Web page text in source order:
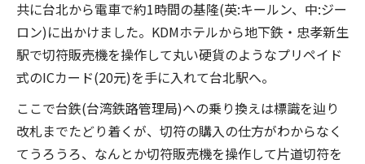
共に台北から電車で約1時間の基隆(英:キールン、中:ジー
ロン)に出かけました。KDMホテルから地下鉄・忠孝新生
駅で切符販売機を操作して丸い硬貨のようなプリペイド
式のICカード(20元)を手に入れて台北駅へ。
ここで台鉄(台湾鉄路管理局)への乗り換えは標識を辿り
改札までたどり着くが、切符の購入の仕方がわからなく
てうろうろ、なんとか切符販売機を操作して片道切符を